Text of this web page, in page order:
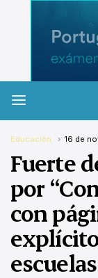
Educación 16 de
Fuerte
por
con
escuelas